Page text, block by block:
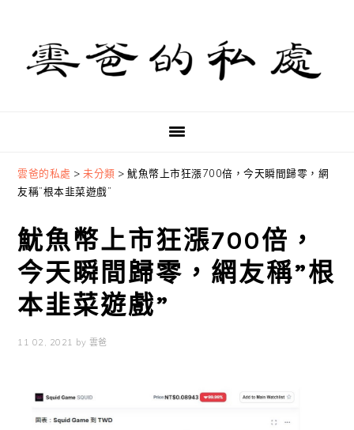
primary
navigation
content
primary
sidebar
雲爸的私處 >未分類 >魷魚幣上市狂漲700倍，今天瞬間歸零，網
友稱”根本韭菜遊戲”
魷魚幣上市狂漲700倍，
今天瞬間歸零，網友稱”根
本韭菜遊戲”
11 02, 2021 by 雲爸